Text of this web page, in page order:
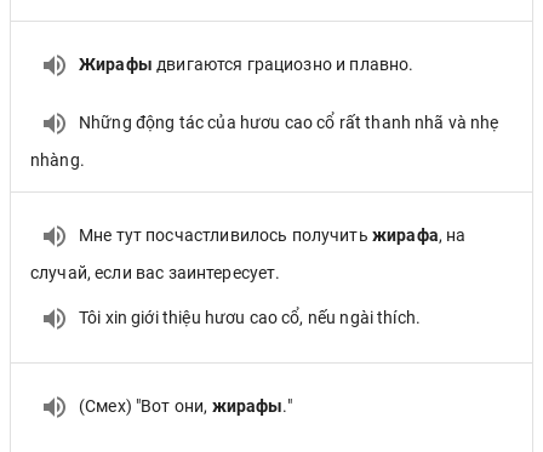
Жирафы двигаются грациозно и плавно.
Những động tác của hươu cao cổ rất thanh nhã và nhẹ
nhàng.
Мне тут посчастливилось получить жирафа, на
случай, если вас заинтересует.
Tôi xin giới thiệu hươu cao cổ, nếu ngài thích.
(Смех) "Вот они, жирафы."